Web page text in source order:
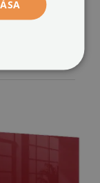
tábla
táj(#tm-88314)
cm
24 900 HUF